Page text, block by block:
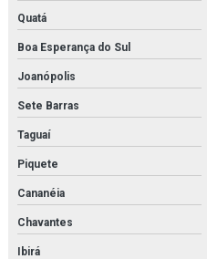
Quatá
Boa Esperança do Sul
Joanópolis
Sete Barras
Taguaí
Piquete
Cananéia
Chavantes
Ibirá